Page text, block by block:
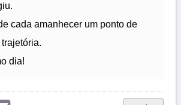
cada amanhecer um ponto de
dia!